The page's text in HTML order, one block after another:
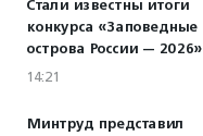
Стали известны итоги
конкурса «Заповедные
острова России — 2026»
14:21
Минтруд представил